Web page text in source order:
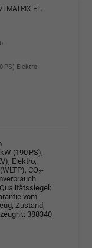
MATRIX EL.
PS) Elektro
(190 PS),
Elektro,
CO₂-
vom
Zustand,
388340